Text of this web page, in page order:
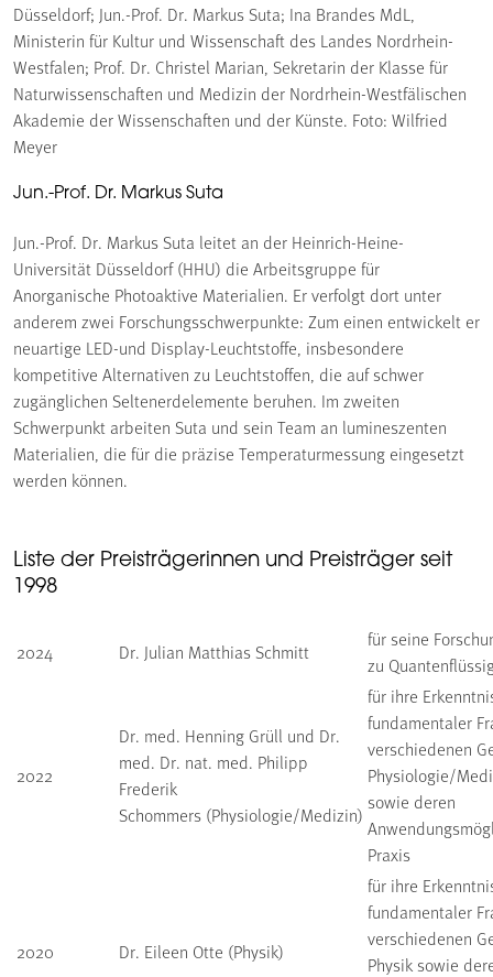
Düsseldorf; Jun.-Prof. Dr. Markus Suta; Ina Brandes MdL,
Ministerin für Kultur und Wissenschaft des Landes Nordrhein-
Westfalen; Prof. Dr. Christel Marian, Sekretarin der Klasse für
Naturwissenschaften und Medizin der Nordrhein-Westfälischen
Akademie der Wissenschaften und der Künste. Foto: Wilfried
Meyer
Jun.-Prof. Dr. Markus Suta
Jun.-Prof. Dr. Markus Suta leitet an der Heinrich-Heine-
Universität Düsseldorf (HHU) die Arbeitsgruppe für
Anorganische Photoaktive Materialien. Er verfolgt dort unter
anderem zwei Forschungsschwerpunkte: Zum einen entwickelt er
neuartige LED-und Display-Leuchtstoffe, insbesondere
kompetitive Alternativen zu Leuchtstoffen, die auf schwer
zugänglichen Seltenerdelemente beruhen. Im zweiten
Schwerpunkt arbeiten Suta und sein Team an lumineszenten
Materialien, die für die präzise Temperaturmessung eingesetzt
werden können.
Liste der Preisträgerinnen und Preisträger seit
1998
2024 Dr. Julian Matthias Schmitt
für seine
zu
2022
Dr. med. Henning Grüll und Dr.
med. Dr. nat. med. Philipp
Frederik
Schommers (Physiologie/Medizin)
für ihre
fundamentaler
verschiedenen
Physiologie/
sowie deren
Praxis
2020 Dr. Eileen Otte (Physik)
für ihre
fundamentaler
verschiedenen
Physik sowie